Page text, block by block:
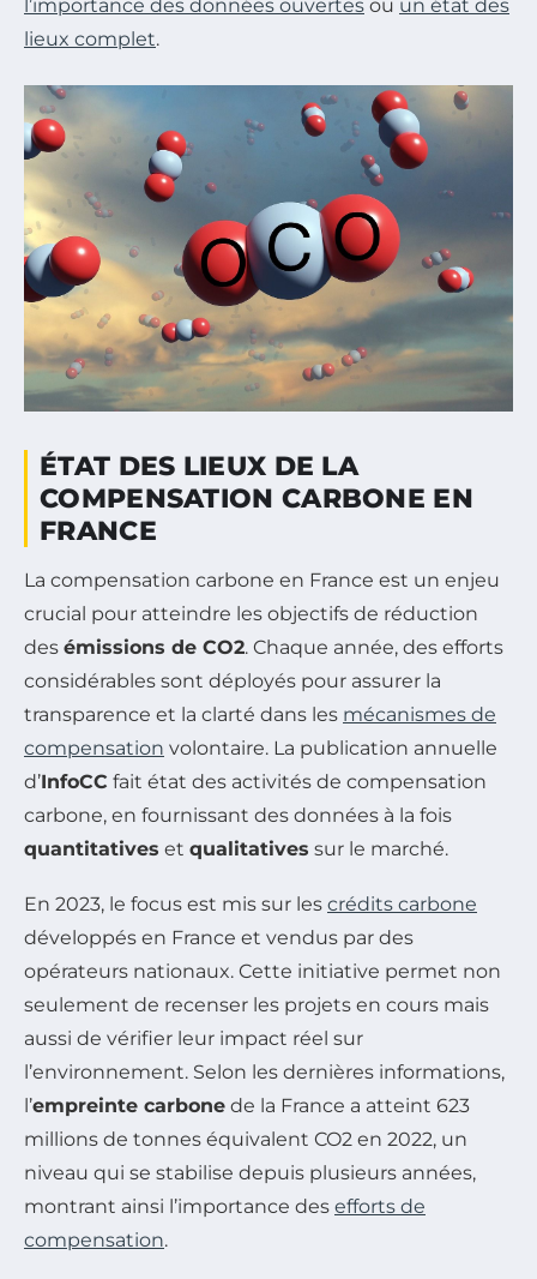
l’importance des données ouvertes ou un état des
lieux complet.
ÉTAT DES LIEUX DE LA
COMPENSATION CARBONE EN
FRANCE
La compensation carbone en France est un enjeu
crucial pour atteindre les objectifs de réduction
des émissions de CO2. Chaque année, des efforts
considérables sont déployés pour assurer la
transparence et la clarté dans les mécanismes de
compensation volontaire. La publication annuelle
d’InfoCC fait état des activités de compensation
carbone, en fournissant des données à la fois
quantitatives et qualitatives sur le marché.
En 2023, le focus est mis sur les crédits carbone
développés en France et vendus par des
opérateurs nationaux. Cette initiative permet non
seulement de recenser les projets en cours mais
aussi de vérifier leur impact réel sur
l’environnement. Selon les dernières informations,
l’empreinte carbone de la France a atteint 623
millions de tonnes équivalent CO2 en 2022, un
niveau qui se stabilise depuis plusieurs années,
montrant ainsi l’importance des efforts de
compensation.